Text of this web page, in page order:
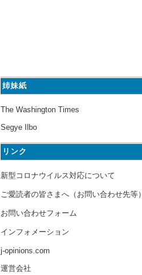
姉妹紙
The Washington Times
Segye Ilbo
リンク
新型コロナウイルス対応について
ご愛読者の皆さまへ（お問い合わせ先等）
お問い合わせフォーム
インフォメーション
j-opinions.com
運営会社